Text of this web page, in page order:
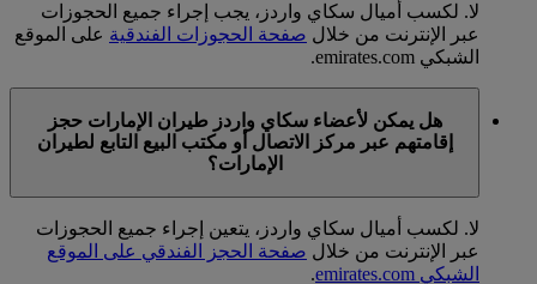
لا. لكسب أميال سكاي واردز، يجب إجراء جميع الحجوزات
عبر الإنترنت من خلال صفحة الحجوزات الفندقية على الموقع
الشبكي emirates.com.
هل يمكن لأعضاء سكاي واردز طيران الإمارات حجز
إقامتهم عبر مركز الاتصال أو مكتب البيع التابع لطيران
الإمارات؟
لا. لكسب أميال سكاي واردز، يتعين إجراء جميع الحجوزات
عبر الإنترنت من خلال صفحة الحجز الفندقي على الموقع
الشبكي emirates.com
.